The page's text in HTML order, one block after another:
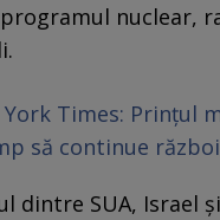
nuclear,
York Times: Prințul
să continue
dintre SUA, Israel